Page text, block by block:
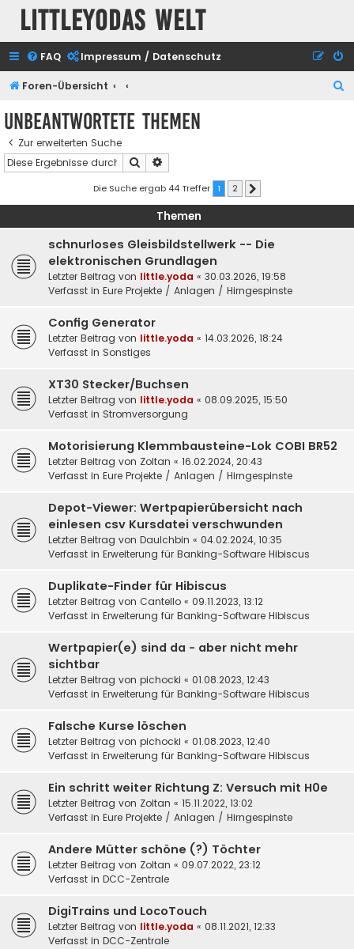
Littleyodas Welt
FAQ Impressum / Datenschutz
Foren-Übersicht
Unbeantwortete Themen
Zur erweiterten Suche
Suche
Die Suche ergab 44 Treffer 1 2
Themen
schnurloses Gleisbildstellwerk -- Die
elektronischen Grundlagen
Letzter Beitrag von little.yoda « 30.03.2026, 19:58
Verfasst in Eure Projekte / Anlagen / Hirngespinste
Config Generator
Letzter Beitrag von little.yoda « 14.03.2026, 18:24
Verfasst in Sonstiges
XT30 Stecker/Buchsen
Letzter Beitrag von little.yoda « 08.09.2025, 15:50
Verfasst in Stromversorgung
Motorisierung Klemmbausteine-Lok COBI BR52
Letzter Beitrag von Zoltan « 16.02.2024, 20:43
Verfasst in Eure Projekte / Anlagen / Hirngespinste
Depot-Viewer: Wertpapierübersicht nach
einlesen csv Kursdatei verschwunden
Letzter Beitrag von DauIchbin « 04.02.2024, 10:35
Verfasst in Erweiterung für Banking-Software Hibiscus
Duplikate-Finder für Hibiscus
Letzter Beitrag von Cantello « 09.11.2023, 13:12
Verfasst in Erweiterung für Banking-Software Hibiscus
Wertpapier(e) sind da - aber nicht mehr
sichtbar
Letzter Beitrag von pichocki « 01.08.2023, 12:43
Verfasst in Erweiterung für Banking-Software Hibiscus
Falsche Kurse löschen
Letzter Beitrag von pichocki « 01.08.2023, 12:40
Verfasst in Erweiterung für Banking-Software Hibiscus
Ein schritt weiter Richtung Z: Versuch mit H0e
Letzter Beitrag von Zoltan « 15.11.2022, 13:02
Verfasst in Eure Projekte / Anlagen / Hirngespinste
Andere Mütter schöne (?) Töchter
Letzter Beitrag von Zoltan « 09.07.2022, 23:12
Verfasst in DCC-Zentrale
DigiTrains und LocoTouch
Letzter Beitrag von little.yoda « 08.11.2021, 12:33
Verfasst in DCC-Zentrale